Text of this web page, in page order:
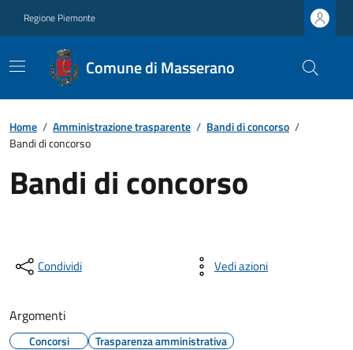
Regione Piemonte
Comune di Masserano
Home / Amministrazione trasparente / Bandi di concorso /
Bandi di concorso
Bandi di concorso
Condividi Vedi azioni
Argomenti
Concorsi Trasparenza amministrativa